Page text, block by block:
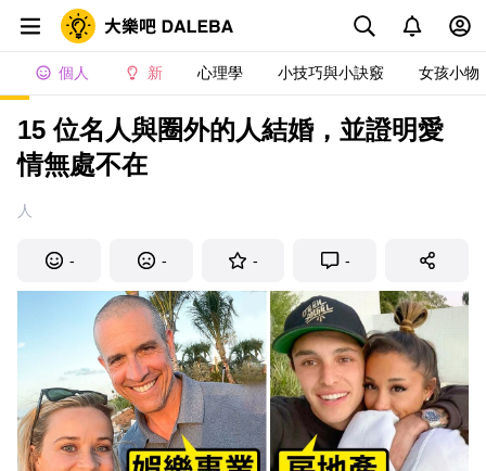
個人 新 心理學 小技巧與小訣竅 女孩小物
15 位名人與圈外的人結婚，並證明愛
情無處不在
人
- - - -